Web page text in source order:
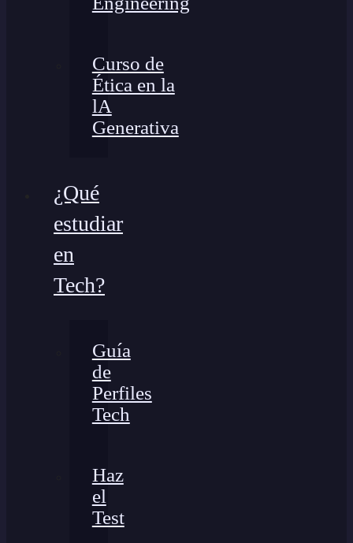
Curso de
Ética en la
lA
Generativa
¿Qué
estudiar
en
Tech?
Guía
de
Perfiles
Tech
Haz
el
Test